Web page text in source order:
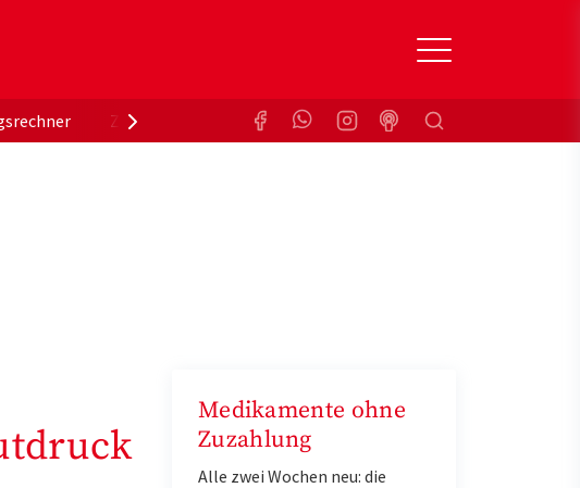
Zuzahlungsbefreiung KrankenkasseSuchen
Medikamente ohne
Zuzahlung
Alle zwei Wochen neu: die